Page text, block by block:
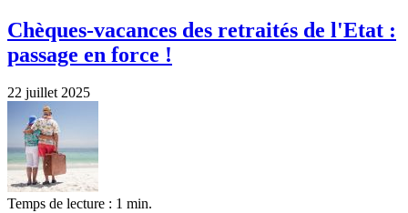
Chèques-vacances des retraités de l'Etat :
passage en force !
22 juillet 2025
Temps de lecture : 1 min.